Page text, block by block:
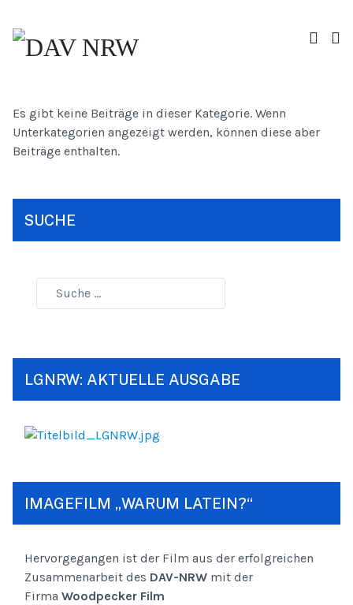
Es gibt keine Beiträge in dieser Kategorie. Wenn
Unterkategorien angezeigt werden, können diese aber
Beiträge enthalten.
SUCHE
LGNRW: AKTUELLE AUSGABE
IMAGEFILM „WARUM LATEIN?“
Hervorgegangen ist der Film aus der erfolgreichen
Zusammenarbeit des DAV-NRW mit der
Firma Woodpecker Film